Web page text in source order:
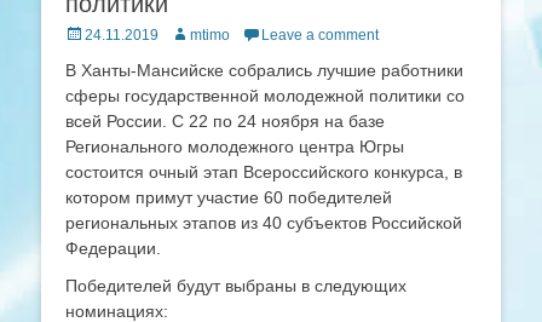
Posted
24.11.2019 Author
mtimo Leave a comment
В Ханты-Мансийске собрались лучшие работники
сферы государственной молодежной политики со
всей России. С 22 по 24 ноября на базе
Регионального молодежного центра Югры
состоится очный этап Всероссийского конкурса, в
котором примут участие 60 победителей
региональных этапов из 40 субъектов Российской
Федерации.
Победителей будут выбраны в следующих
номинациях: